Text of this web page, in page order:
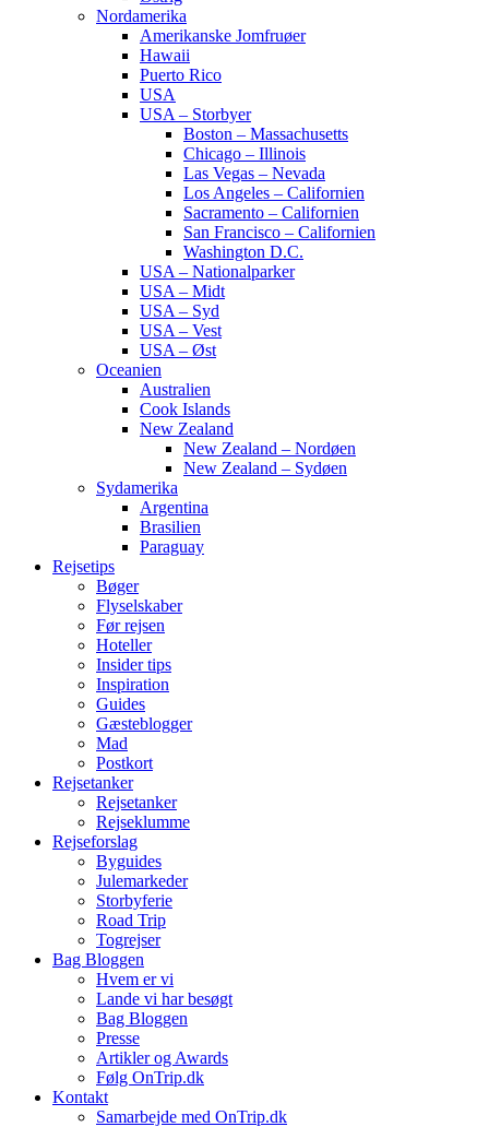
Nordamerika
Amerikanske Jomfruøer
Hawaii
Puerto Rico
USA
USA – Storbyer
Boston – Massachusetts
Chicago – Illinois
Las Vegas – Nevada
Los Angeles – Californien
Sacramento – Californien
San Francisco – Californien
Washington D.C.
USA – Nationalparker
USA – Midt
USA – Syd
USA – Vest
USA – Øst
Oceanien
Australien
Cook Islands
New Zealand
New Zealand – Nordøen
New Zealand – Sydøen
Sydamerika
Argentina
Brasilien
Paraguay
Rejsetips
Bøger
Flyselskaber
Før rejsen
Hoteller
Insider tips
Inspiration
Guides
Gæsteblogger
Mad
Postkort
Rejsetanker
Rejsetanker
Rejseklumme
Rejseforslag
Byguides
Julemarkeder
Storbyferie
Road Trip
Togrejser
Bag Bloggen
Hvem er vi
Lande vi har besøgt
Bag Bloggen
Presse
Artikler og Awards
Følg OnTrip.dk
Kontakt
Samarbejde med OnTrip.dk